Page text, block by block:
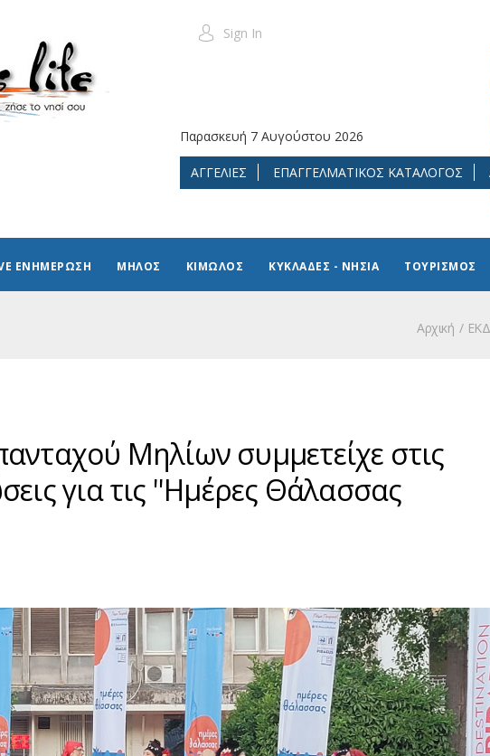
Sign In
Παρασκευή 7 Αυγούστου 2026
ΑΓΓΕΛΙΕΣ ΕΠΑΓΓΕΛΜΑΤΙΚΟΣ ΚΑΤΑΛΟΓΟΣ
ΕΝΗΜΕΡΩΣΗ ΜΗΛΟΣ ΚΙΜΩΛΟΣ ΚΥΚΛΑΔΕΣ - ΝΗΣΙΑ ΤΟΥΡΙΣΜΟΣ
Αρχική
Μηλίων συμμετείχε στις
για τις ''Ημέρες Θάλασσας